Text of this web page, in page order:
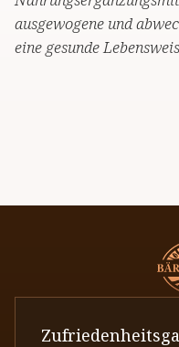
ausgewogene und
eine gesunde